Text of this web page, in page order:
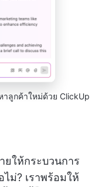
ลูกค้าใหม่ด้วย ClickUp
ยให้กระบวนการ
ม่? เราพร้อมให้